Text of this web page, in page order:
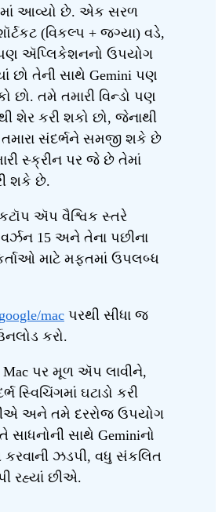
આવ્યો છે. એક સરળ
(વિકલ્પ + જગ્યા) વડે,
ઍપ્લિકેશનનો ઉપયોગ
છો તેની સાથે Gemini પણ
છો. તમે તમારી વિન્ડો પણ
શેર કરી શકો છો, જેનાથી
તમારા સંદર્ભને સમજી શકે છે
સ્ક્રીન પર જે છે તેમાં
શકે છે.
ઍપ વૈશ્વિક સ્તરે
વર્ઝન 15 અને તેના પછીના
માટે મફતમાં ઉપલબ્ધ
mac પરથી સીધા જ
કરો.
Mac પર મૂળ ઍપ લાવીને,
સ્વિચિંગમાં ઘટાડો કરી
અને તમે દરરોજ ઉપયોગ
સાધનોની સાથે Geminiનો
ઝડપી, વધુ સંકલિત
રહ્યાં છીએ.